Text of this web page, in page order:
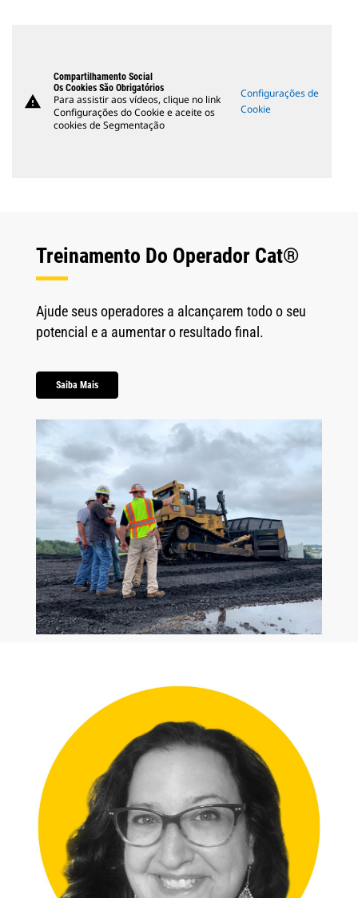
warning
Compartilhamento Social
Os Cookies São Obrigatórios
Para assistir aos vídeos, clique no link
Configurações do Cookie e aceite os
cookies de Segmentação
Configurações de
Cookie
Treinamento Do Operador Cat®
Ajude seus operadores a alcançarem todo o seu
potencial e a aumentar o resultado final.
Saiba Mais